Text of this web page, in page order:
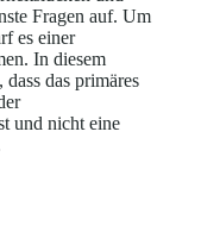
Fragen auf. Um
es einer
In diesem
das primäres
und nicht eine